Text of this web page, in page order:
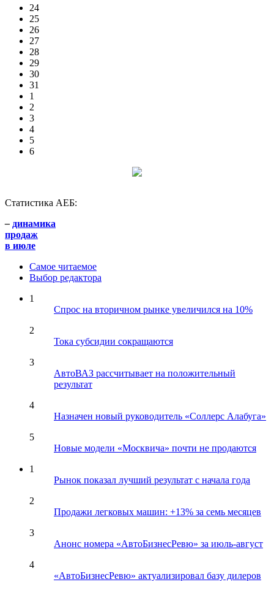
24
25
26
27
28
29
30
31
1
2
3
4
5
6
Статистика АЕБ:
– динамика
продаж
в июле
Самое читаемое
Выбор редактора
1
Спрос на вторичном рынке увеличился на 10%
2
Тока субсидии сокращаются
3
АвтоВАЗ рассчитывает на положительный
результат
4
Назначен новый руководитель «Соллерс Алабуга»
5
Новые модели «Москвича» почти не продаются
1
Рынок показал лучший результат с начала года
2
Продажи легковых машин: +13% за семь месяцев
3
Анонс номера «АвтоБизнесРевю» за июль-август
4
«АвтоБизнесРевю» актуализировал базу дилеров